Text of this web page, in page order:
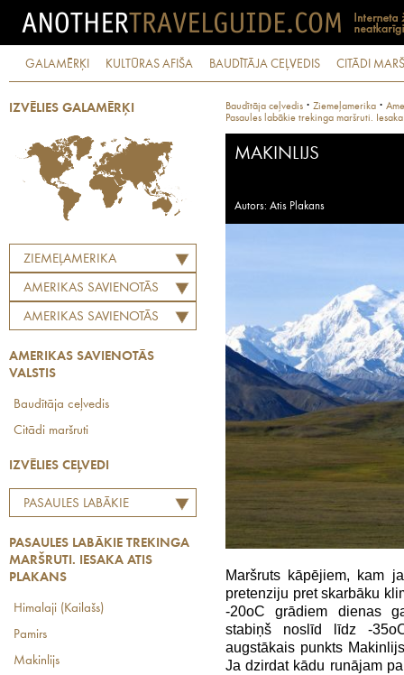
GALAMĒRĶI KULTŪRAS AFIŠA BAUDĪTĀJA CEĻVEDIS CITĀDI
IZVĒLIES GALAMĒRĶI
ZIEMEĻAMERIKA
AMERIKAS SAVIENOTĀS
VALSTIS
AMERIKAS SAVIENOTĀS
AMERIKAS SAVIENOTĀS
VALSTIS
Baudītāja ceļvedis
Citādi maršruti
IZVĒLIES CEĻVEDI
PASAULES LABĀKIE
IESAKA ATIS PLAKANS
PASAULES LABĀKIE TREKINGA
MARŠRUTI. IESAKA ATIS
PLAKANS
Himalaji (Kailašs)
Pamirs
Makinlijs
Baudītāja ceļvedis · Ziemeļamerika ·
Pasaules labākie trekinga maršruti.
MAKINLIJS
Autors: Atis Plakans
Maršruts kāpējiem, kam
pretenziju pret skarbāku
-20oC grādiem dienas
stabiņš noslīd līdz -
augstākais punkts
Ja dzirdat kādu runājam